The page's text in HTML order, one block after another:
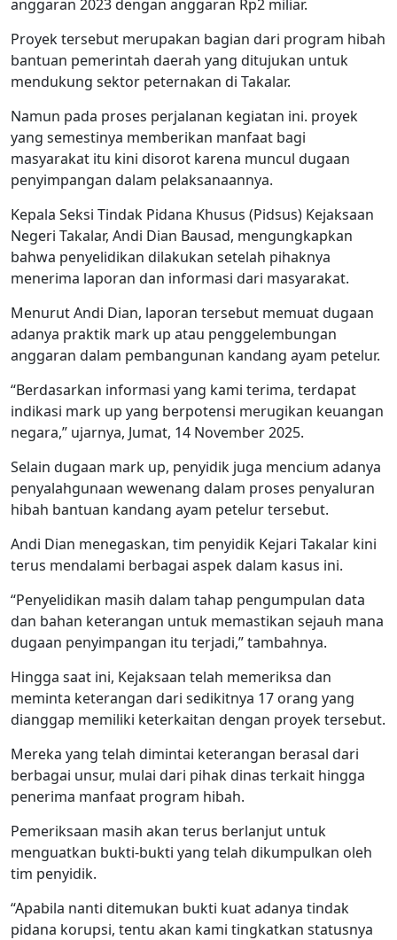
anggaran 2023 dengan anggaran Rp2 miliar.‎
‎Proyek tersebut merupakan bagian dari program hibah
bantuan pemerintah daerah yang ditujukan untuk
mendukung sektor peternakan di Takalar.‎
‎Namun pada proses perjalanan kegiatan ini. proyek
yang semestinya memberikan manfaat bagi
masyarakat itu kini disorot karena muncul dugaan
penyimpangan dalam pelaksanaannya.‎
‎Kepala Seksi Tindak Pidana Khusus (Pidsus) Kejaksaan
Negeri Takalar, Andi Dian Bausad, mengungkapkan
bahwa penyelidikan dilakukan setelah pihaknya
menerima laporan dan informasi dari masyarakat.‎
‎Menurut Andi Dian, laporan tersebut memuat dugaan
adanya praktik mark up atau penggelembungan
anggaran dalam pembangunan kandang ayam petelur.‎
‎“Berdasarkan informasi yang kami terima, terdapat
indikasi mark up yang berpotensi merugikan keuangan
negara,” ujarnya, Jumat, 14 November 2025.‎
‎Selain dugaan mark up, penyidik juga mencium adanya
penyalahgunaan wewenang dalam proses penyaluran
hibah bantuan kandang ayam petelur tersebut.‎
‎Andi Dian menegaskan, tim penyidik Kejari Takalar kini
terus mendalami berbagai aspek dalam kasus ini.‎
‎“Penyelidikan masih dalam tahap pengumpulan data
dan bahan keterangan untuk memastikan sejauh mana
dugaan penyimpangan itu terjadi,” tambahnya.‎
‎Hingga saat ini, Kejaksaan telah memeriksa dan
meminta keterangan dari sedikitnya 17 orang yang
dianggap memiliki keterkaitan dengan proyek tersebut.‎
‎Mereka yang telah dimintai keterangan berasal dari
berbagai unsur, mulai dari pihak dinas terkait hingga
penerima manfaat program hibah.‎
‎Pemeriksaan masih akan terus berlanjut untuk
menguatkan bukti-bukti yang telah dikumpulkan oleh
tim penyidik.‎
‎“Apabila nanti ditemukan bukti kuat adanya tindak
pidana korupsi, tentu akan kami tingkatkan statusnya